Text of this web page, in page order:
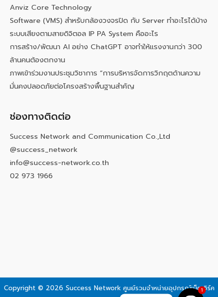
Anviz Core Technology
Software (VMS) สำหรับกล้องวงจรปิด กับ Server ทำอะไรได้บ้าง
ระบบเสียงตามสายดิจิตอล IP PA System คืออะไร
การสร้าง/พัฒนา AI อย่าง ChatGPT อาจทำให้แรงงานกว่า 300
ล้านคนต้องตกงาน
ภาพเข้าร่วมงานประชุมวิชาการ “การบริหารจัดการวิกฤตด้านความ
มั่นคงปลอดภัยต่อโครงสร้างพื้นฐานสำคัญ
ช่องทางติดต่อ
Success Network and Communication Co.,Ltd
@success_network
info@success-network.co.th
02 973 1966
Copyright © 2026 Success Network ศูนย์รวมจำหน่ายอุปกรณ์เน็ตเวิร์ค
1